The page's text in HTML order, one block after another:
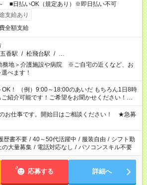
■日払いOK（規定あり）※即日払い不可
支給あり
全額支給
五香駅 / 松飛台駅 / …
務地＞介護施設や病院 ※ご自宅の近くなど、お
べます！
！ （例）9:00～18:00のあいだ もちろん1日8時
紹介可能です！ご希望をお聞かせください！★家
みが必要な場合も遠慮なくご相談ください。 ※
以上の勤務が必要です
お仕事です。開始日はご相談ください！ ★急募
歴書不要 / 40～50代活躍中 / 服装自由 / シフト勤
の大量募集 / 電話対応なし / パソコンスキル不要
応募する 詳細へ